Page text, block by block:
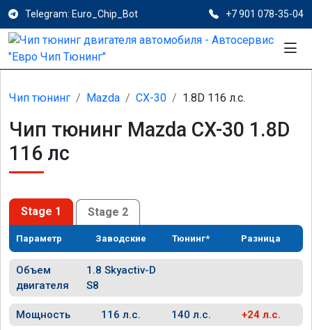
Telegram: Euro_Chip_Bot +7 901 078-35-04
Чип тюнинг Mazda CX-30 1.8D 116 л.с.
Чип тюнинг Mazda CX-30 1.8D
116 лс
Stage 1 Stage 2
Параметр Заводские Тюнинг* Разница
Объем
двигателя
1.8 Skyactiv-D
S8
Мощность 116 л.с. 140 л.с. +24 л.с.